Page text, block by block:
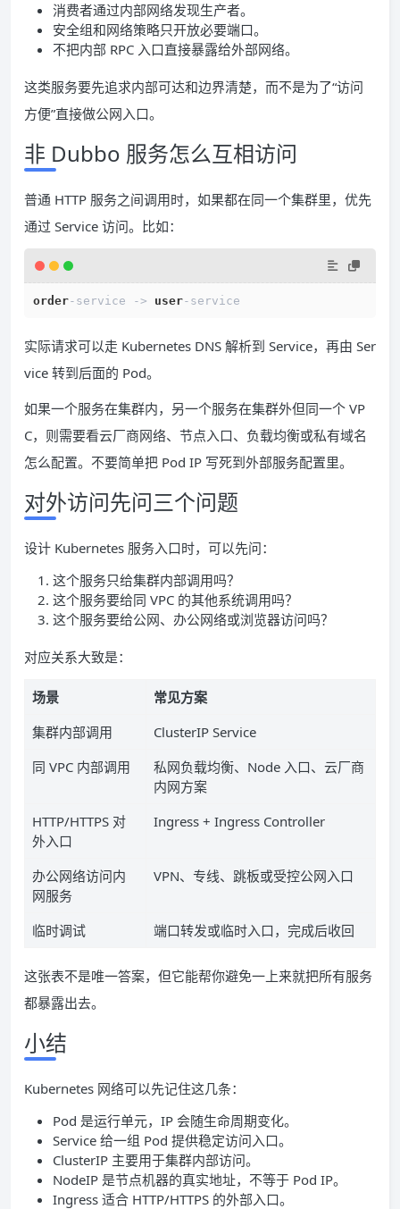
消费者通过内部网络发现生产者。
安全组和网络策略只开放必要端口。
不把内部 RPC 入口直接暴露给外部网络。
这类服务要先追求内部可达和边界清楚，而不是为了“访问
方便”直接做公网入口。
非 Dubbo 服务怎么互相访问
普通 HTTP 服务之间调用时，如果都在同一个集群里，优先
通过 Service 访问。比如：
order- service -> user- service
实际请求可以走 Kubernetes DNS 解析到 Service，再由 Ser
vice 转到后面的 Pod。
如果一个服务在集群内，另一个服务在集群外但同一个 VP
C，则需要看云厂商网络、节点入口、负载均衡或私有域名
怎么配置。不要简单把 Pod IP 写死到外部服务配置里。
对外访问先问三个问题
设计 Kubernetes 服务入口时，可以先问：
这个服务只给集群内部调用吗？
这个服务要给同 VPC 的其他系统调用吗？
这个服务要给公网、办公网络或浏览器访问吗？
对应关系大致是：
场景
常见方案
集群内部调用
ClusterIP Service
同 VPC 内部调用
私网负载均衡、Node 入口、云厂商
内网方案
HTTP/HTTPS 对
外入口
Ingress + Ingress Controller
办公网络访问内
网服务
VPN、专线、跳板或受控公网入口
临时调试 端口转发或临时入口，完成后收回
这张表不是唯一答案，但它能帮你避免一上来就把所有服务
都暴露出去。
小结
Kubernetes 网络可以先记住这几条：
Pod 是运行单元，IP 会随生命周期变化。
Service 给一组 Pod 提供稳定访问入口。
ClusterIP 主要用于集群内部访问。
NodeIP 是节点机器的真实地址，不等于 Pod IP。
Ingress 适合 HTTP/HTTPS 的外部入口。